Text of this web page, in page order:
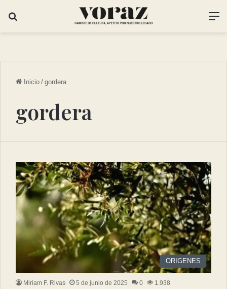
Inicio / gordera
gordera
ORIGENES
Miriam F. Rivas 5 de junio de 2025 0 1.938